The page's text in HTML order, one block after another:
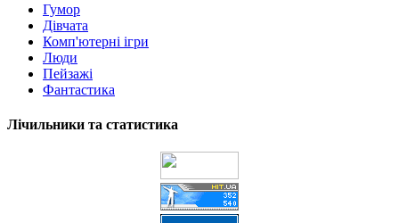
Гумор
Дівчата
Комп'ютерні ігри
Люди
Пейзажі
Фантастика
Лічильники та статистика